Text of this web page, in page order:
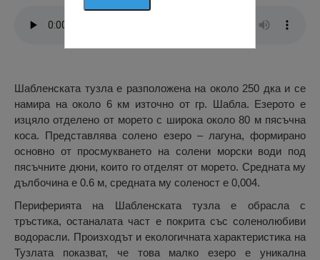
Шабленската тузла е разположена на около 250 дка и се
намира на около 6 км източно от гр. Шабла. Езерото е
изцяло отделено от морето с широка около 80 м пясъчна
коса. Представлява солено езеро – лагуна, формирано
основно от просмукването на солени морски води под
пясъчните дюни, които го отделят от морето. Средната му
дълбочина е 0.6 м, средната му соленост е 0,004.
Периферията на Шабленската тузла е обрасла с
тръстика, останалата част е покрита със соленолюбиви
водорасли. Произходът и екологичната характеристика на
Тузлата показват, че това малко езеро е уникална